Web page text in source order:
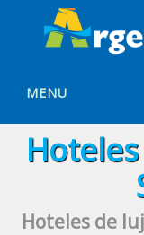
MENU
Hoteles
Hoteles de